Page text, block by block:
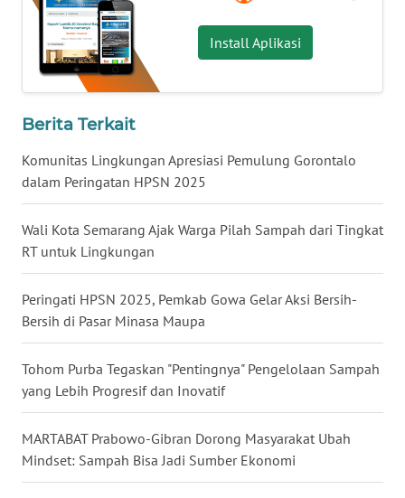
Install Aplikasi
Berita Terkait
Komunitas Lingkungan Apresiasi Pemulung Gorontalo
dalam Peringatan HPSN 2025
Wali Kota Semarang Ajak Warga Pilah Sampah dari Tingkat
RT untuk Lingkungan
Peringati HPSN 2025, Pemkab Gowa Gelar Aksi Bersih-
Bersih di Pasar Minasa Maupa
Tohom Purba Tegaskan "Pentingnya" Pengelolaan Sampah
yang Lebih Progresif dan Inovatif
MARTABAT Prabowo-Gibran Dorong Masyarakat Ubah
Mindset: Sampah Bisa Jadi Sumber Ekonomi
WN
LABUHANBATU
WN
TENGAH
WN DELI
WN
WN
WN
KARAWANG
WN
BEKASI